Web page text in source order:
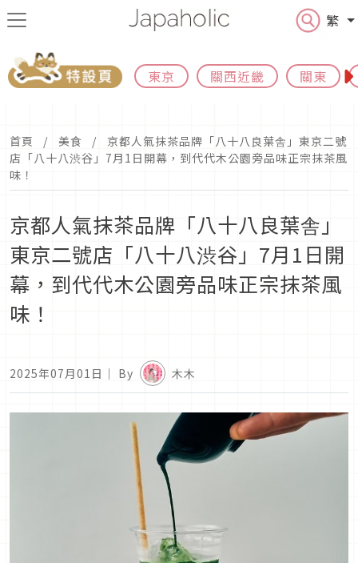
繁
東京 關西近畿 關東
首頁 美食
京都人氣抹茶品牌「八十八良葉舎」東京二號
店「八十八渋谷」7月1日開幕，到代代木公園旁品味正宗抹茶風
味！
京都人氣抹茶品牌「八十八良葉舎」
東京二號店「八十八渋谷」7月1日開
幕，到代代木公園旁品味正宗抹茶風
味！
2025年07月01日 ｜ By 木木